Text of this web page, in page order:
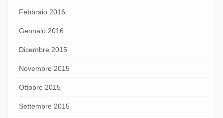
Febbraio 2016
Gennaio 2016
Dicembre 2015
Novembre 2015
Ottobre 2015
Settembre 2015